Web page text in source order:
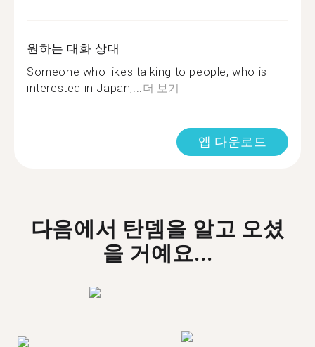
원하는 대화 상대
Someone who likes talking to people, who is
interested in Japan,...더 보기
앱 다운로드
다음에서 탄뎀을 알고 오셨
을 거예요...